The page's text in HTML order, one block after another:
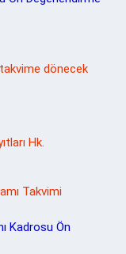
dönecek
Hk.
Takvimi
Kadrosu Ön